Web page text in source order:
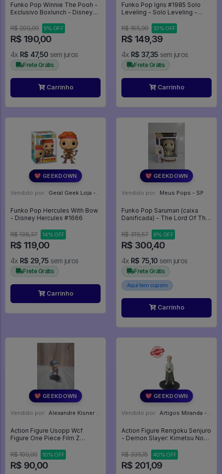
Funko Pop Winnie The Pooh -
Exclusivo Boxlunch - Disney
FUNKO POP #1140
R$ 200,00 5% OFF
R$ 190,00
4x R$ 47,50 sem juros
Frete Grátis
Carrinho
Funko Pop Igris #1985 Solo
Leveling - Solo Leveling -
FUNKO POP #1985
R$ 165,99 10% OFF
R$ 149,39
4x R$ 37,35 sem juros
Frete Grátis
Carrinho
💖 GEEKDOWN
Vendido por: Geral Geek Loja - SP
Funko Pop Hercules With Bow
- Disney Hercules #1666
R$ 138,37 14% OFF
R$ 119,00
4x R$ 29,75 sem juros
Frete Grátis
Carrinho
💖 GEEKDOWN
Vendido por: Meus Pops - SP
Funko Pop Saruman (caixa
Danificada) - The Lord Of The
R$ 319,57
6% OFF
R$ 300,40
4x R$ 75,10 sem juros
Frete Grátis
Aqui tem cupom
Carrinho
💖 GEEKDOWN
Vendido por: Alexandre Kisner - PR
Action Figure Usopp Wcf
Figure One Piece Film Z
R$ 100,00
10% OFF
R$ 90,00
💖 GEEKDOWN
Vendido por: Artigos Miranda - RJ
Action Figure Rengoku Senjuro
- Demon Slayer: Kimetsu No
R$ 335,15
40% OFF
R$ 201,09